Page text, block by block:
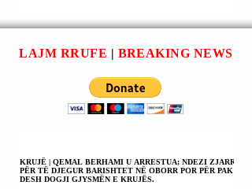
ZHVILLON NJË
ARMË PËR TË
GODITUR RRJETIN
SATELITOR
“STARLINK”.
LAJM RRUFE | BREAKING NEWS
KRUJË | QEMAL BERHAMI U ARRESTUA; NDEZI ZJARR
PËR TË DJEGUR BARISHTET NË OBORR POR PËR PAK
DESH DOGJI GJYSMËN E KRUJËS.